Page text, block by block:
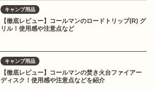
キャンプ用品
【徹底レビュー】コールマンのロードトリップ(R) グ
リル！使用感や注意点など
キャンプ用品
【徹底レビュー】コールマンの焚き火台ファイアー
ディスク！使用感や注意点などを紹介